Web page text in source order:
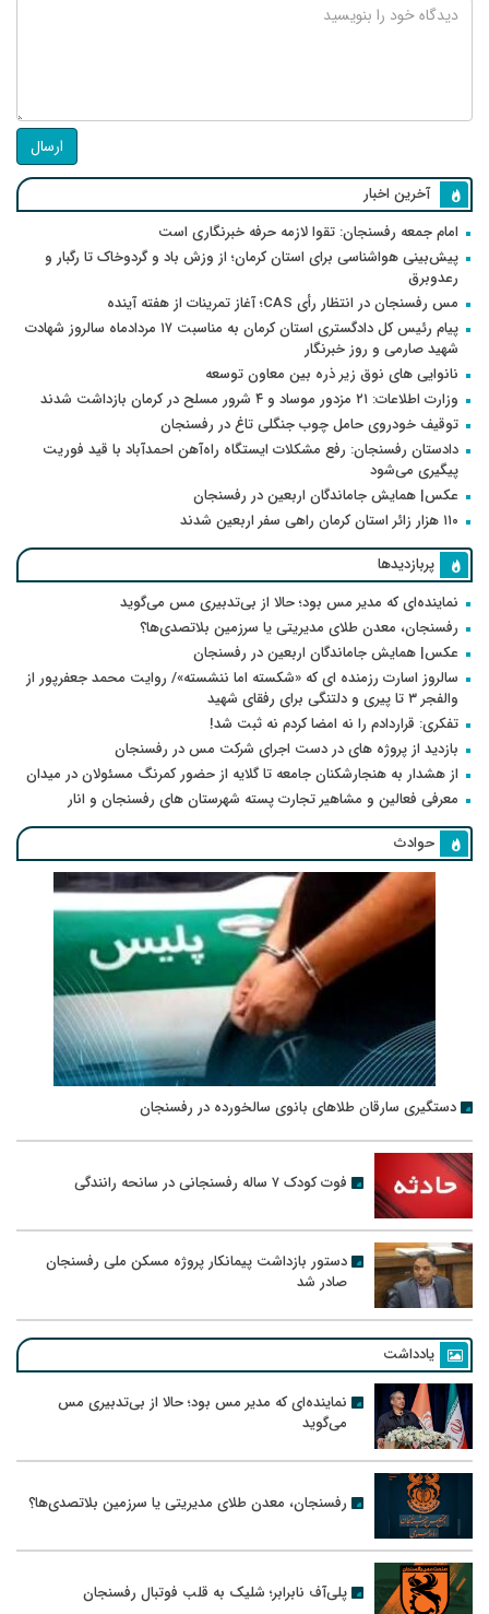
ارسال
آخرین اخبار
امام جمعه رفسنجان: تقوا لازمه حرفه خبرنگاری است
پیش‌بینی هواشناسی برای استان کرمان؛ از وزش باد و گردوخاک تا رگبار و
رعدوبرق
مس رفسنجان در انتظار رأی CAS؛ آغاز تمرینات از هفته آینده
پیام رئیس کل دادگستری استان کرمان به مناسبت ۱۷ مردادماه سالروز شهادت
شهید صارمی و روز خبرنگار
نانوایی های نوق زیر ذره بین معاون توسعه
وزارت اطلاعات: ۲۱ مزدور موساد و ۴ شرور مسلح در کرمان بازداشت شدند
توقیف خودروی حامل چوب جنگلی تاغ در رفسنجان
دادستان رفسنجان: رفع مشکلات ایستگاه راه‌آهن احمدآباد با قید فوریت
پیگیری می‌شود
عکس| همایش جاماندگان اربعین در رفسنجان
۱۱۰ هزار زائر استان کرمان راهی سفر اربعین شدند
پربازدیدها
نماینده‌ای که مدیر مس بود؛ حالا از بی‌تدبیری مس می‌گوید
رفسنجان، معدن طلای مدیریتی یا سرزمین بلاتصدی‌ها؟
عکس| همایش جاماندگان اربعین در رفسنجان
سالروز اسارت رزمنده ای که «شکسته اما ننشسته»/ روایت محمد جعفرپور از
والفجر ۳ تا پیری و دلتنگی برای رفقای شهید
تفکری: قراردادم را نه امضا کردم نه ثبت شد!
بازدید از پروژه های در دست اجرای شرکت مس در رفسنجان
از هشدار به هنجارشکنان جامعه تا گلایه از حضور کمرنگ مسئولان در میدان
معرفی فعالین و مشاهیر تجارت پسته شهرستان های رفسنجان و انار
حوادث
دستگیری سارقان طلاهای بانوی سالخورده در رفسنجان
فوت کودک ۷ ساله رفسنجانی در سانحه رانندگی
دستور بازداشت پیمانکار پروژه مسکن ملی رفسنجان
صادر شد
یادداشت
نماینده‌ای که مدیر مس بود؛ حالا از بی‌تدبیری مس
می‌گوید
رفسنجان، معدن طلای مدیریتی یا سرزمین بلاتصدی‌ها؟
پلی‌آف نابرابر؛ شلیک به قلب فوتبال رفسنجان